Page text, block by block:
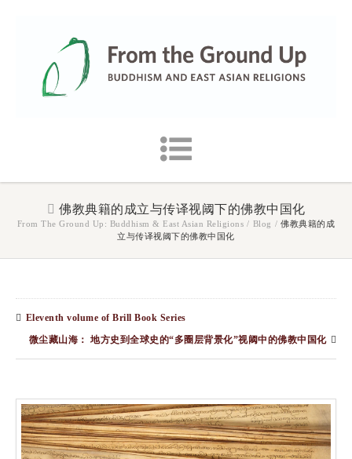
佛教典籍的成立与传译视阈下的佛教中国化
From The Ground Up: Buddhism & East Asian Religions / Blog / 佛教典籍的成
立与传译视阈下的佛教中国化
Eleventh volume of Brill Book Series
微尘藏山海： 地方史到全球史的“多圈层背景化”视阈中的佛教中国化